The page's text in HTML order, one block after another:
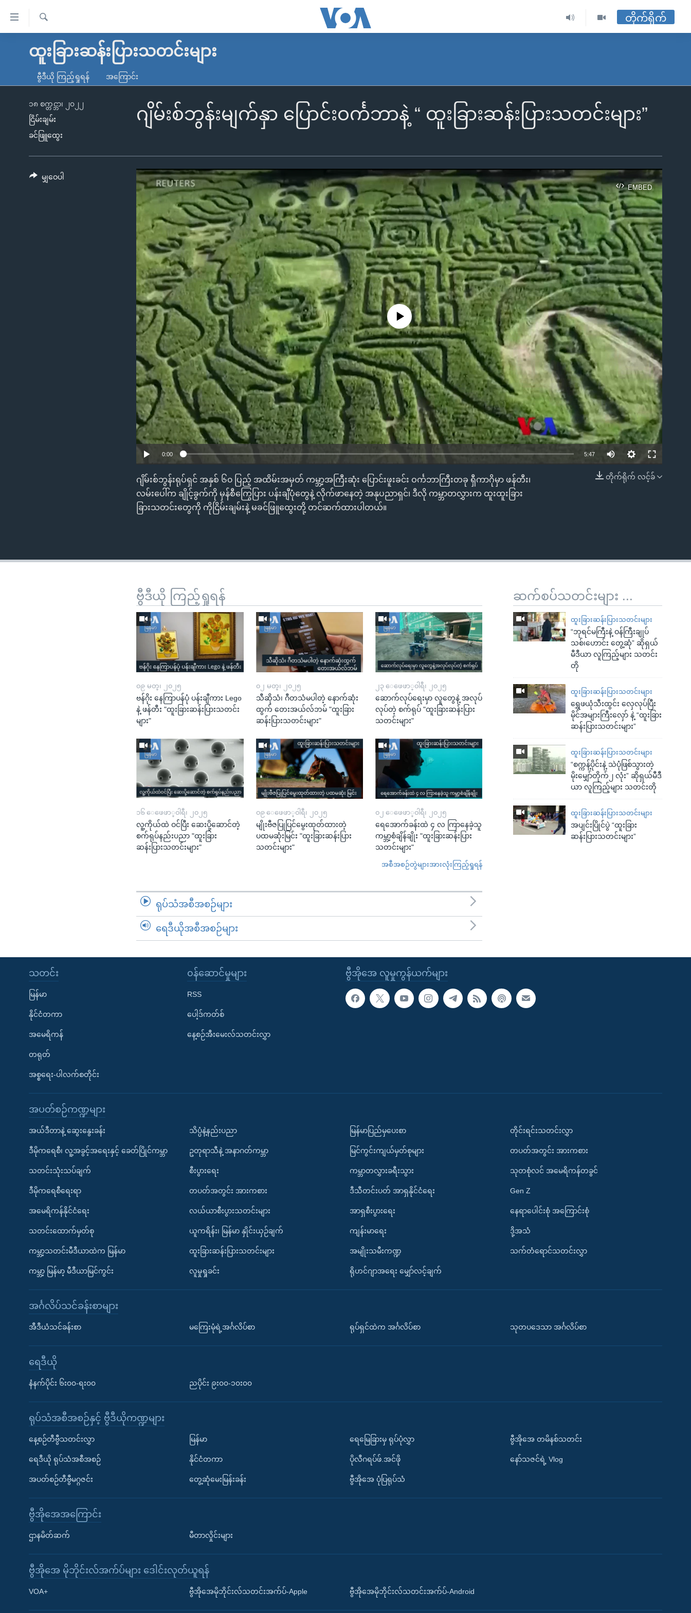
လွယ်ကူ
သည့်
မူလစာမျက်နှာ
ကမ္ဘာ့သတင်းများ
နိုင်ငံတကာ
အမေရိကန်
တရုတ်
အစ္စရေး-ပါလက်စတိုင်း
သတင်းလွတ်လပ်ခွင့်
ရပ်ဝန်းတခု လမ်းတခု အလွန်
အင်္ဂလိပ်စာလေ့လာမယ်
အမေရိကန်သုံးအီဒီယံ
အပတ်စဉ်ကဏ္ဍများ
Learning English
ရ
လာ
တိုက်ရိုက်
ထူးခြားဆန်းပြားသတင်းများ
ဗွီဒီယို ကြည့်ရှုရန် အကြောင်း
ဂျိမ်းစ်ဘွန်းမျက်နှာ ပြောင်းဝင်္ကဘာနဲ့ “ ထူးခြားဆန်းပြားသတင်းများ”
၁၈ စက္တင္ဘာ၊ ၂၀၂၂
ငြိမ်းချမ်း
ခင်ဖြူထွေး
EMBED
EMBED
No media source currently available
0:00 5:47
တိုက်ရိုက် လင့်ခ်
ဂျိမ်းစ်ဘွန်းရုပ်ရှင် အနှစ် ၆၀ ပြည့် အထိမ်းအမှတ် ကမ္ဘာ့အကြီးဆုံး ပြောင်းဖူးခင်း ဝင်္ကဘာကြီးတခု ရှီကာဂိုမှာ ဖန်တီး၊
လမ်းပေါ်က ချိုင့်ခွက်ကို မှန်စီကြွေပြား ပန်းချီပုံတွေနဲ့ လိုက်ဖာနေတဲ့ အနုပညာရှင်၊ ဒီလို ကမ္ဘာတလွှားက ထူးထူးခြား
ခြားသတင်းတွေကို ကိုငြိမ်းချမ်းနဲ့ မခင်ဖြူထွေးတို့ တင်ဆက်ထားပါတယ်။
မျှဝေပါ
ဆက်စပ်သတင်းများ ...
ထူးခြားဆန်းပြားသတင်းများ
“ဘုရင်မကြီးနဲ့ ဝန်ကြီးချုပ်
သစ်၊ဟောင်း တွေ့ဆုံ” ဆိုရှယ်
မီဒီယာ လူကြည့်များ သတင်း
တို
ထူးခြားဆန်းပြားသတင်းများ
ရွှေဖယုံသီးထွင်း လှေလုပ်ပြီး
မိုင်အများကြီးလှော် နဲ့ “ထူးခြား
ဆန်းပြားသတင်းများ”
ထူးခြားဆန်းပြားသတင်းများ
“စက္ကန့်ပိုင်းနဲ့ သဲပုံဖြစ်သွားတဲ့
မိုးမျှော်တိုက်၂ လုံး” ဆိုရှယ်မီဒီ
ယာ လူကြည့်များ သတင်းတို
ထူးခြားဆန်းပြားသတင်းများ
အပျင်းပြိုင်ပွဲ “ထူးခြား
ဆန်းပြားသတင်းများ”
ဗွီဒီယို ကြည့်ရှုရန်
၀၉ မတ္၊ ၂၀၂၅
ဗန်ဂိုး နေကြာပန်ပုံ ပန်းချီကား Lego
နဲ့ ဖန်တီး "ထူးခြားဆန်းပြားသတင်း
များ"
၀၂ မတ္၊ ၂၀၂၅
သီဆိုသံ၊ ဂီတသံမပါတဲ့ နောက်ဆုံး
ထွက် တေးအယ်လ်ဘမ် "ထူးခြား
ဆန်းပြားသတင်းများ"
၂၃ ေဖေဖာ္၀ါရီ၊ ၂၀၂၅
ဆောက်လုပ်ရေးမှာ လူတွေနဲ့ အလုပ်
လုပ်တဲ့ စက်ရုပ် "ထူးခြားဆန်းပြား
သတင်းများ"
၁၆ ေဖေဖာ္၀ါရီ၊ ၂၀၂၅
လူ့ကိုယ်ထဲ ဝင်ပြီး ဆေးပို့ဆောင်တဲ့
စက်ရုပ်နည်းပညာ "ထူးခြား
ဆန်းပြားသတင်းများ"
၀၉ ေဖေဖာ္၀ါရီ၊ ၂၀၂၅
မျိုးဗီဇပြုပြင်မွေးထုတ်ထားတဲ့
ပထမဆုံးမြင်း "ထူးခြားဆန်းပြား
သတင်းများ"
၀၂ ေဖေဖာ္၀ါရီ၊ ၂၀၂၅
ရေအောက်ခန်းထဲ ၄ လ ကြာနေခဲ့သူ
ကမ္ဘာ့စံချိန်ချိုး "ထူးခြားဆန်းပြား
သတင်းများ"
အစီအစဉ်တွဲများအားလုံးကြည့်ရှုရန်
ရုပ်သံအစီအစဉ်များ
ရေဒီယိုအစီအစဉ်များ
ဗွီအိုအေ လူမှုကွန်ယက်များ
သတင်း
မြန်မာ
နိုင်ငံတကာ
အမေရိကန်
တရုတ်
အစ္စရေး-ပါလက်စတိုင်း
၀န်ဆောင်မှုများ
RSS
ပေါ့ဒ်ကတ်စ်
နေ့စဉ်အီးမေးလ်သတင်းလွှာ
အပတ်စဉ်ကဏ္ဍများ
အယ်ဒီတာနဲ့ ဆွေးနွေးခန်း
ဒီမိုကရေစီ၊ လူ့အခွင့်အရေးနှင့် ခေတ်ပြိုင်ကမ္ဘာ
သတင်းသုံးသပ်ချက်
ဒီမိုကရေစီရေးရာ
အမေရိကန်နိုင်ငံရေး
သတင်းထောက်မှတ်စု
ကမ္ဘာ့သတင်းမီဒီယာထဲက မြန်မာ
ကမ္ဘာ့ မြန်မာ့ မီဒီယာမြင်ကွင်း
သိပ္ပံနဲ့နည်းပညာ
ဥတုရာသီနဲ့ အနာဂတ်ကမ္ဘာ
စီးပွားရေး
တပတ်အတွင်း အားကစား
လယ်ယာစီးပွားသတင်းများ
ယူကရိန်း၊ မြန်မာ နှိုင်းယှဉ်ချက်
ထူးခြားဆန်းပြားသတင်းများ
လူမှုရှုခင်း
မြန်မာပြည်မှပေးစာ
မြင်ကွင်းကျယ်မှတ်စုများ
ကမ္ဘာတလွှားခရီးသွား
ဒီသီတင်းပတ် အာရှနိုင်ငံရေး
အာရှစီးပွားရေး
ကျန်းမာရေး
အမျိုးသမီးကဏ္ဍ
ရိုဟင်ဂျာအရေး မျှော်လင့်ချက်
တိုင်းရင်းသတင်းလွှာ
တပတ်အတွင်း အားကစား
သုတစုံလင် အမေရိကန်တခွင်
Gen Z
နေရာပေါင်းစုံ အကြောင်းစုံ
ဒို့အသံ
သက်တံရောင်သတင်းလွှာ
အင်္ဂလိပ်သင်ခန်းစာများ
အီဒီယံသင်ခန်းစာ မကြေးမုံရဲ့အင်္ဂလိပ်စာ ရုပ်ရှင်ထဲက အင်္ဂလိပ်စာ သုတပဒေသာ အင်္ဂလိပ်စာ
ရေဒီယို
နံနက်ပိုင်း ၆း၀၀-ရး၀၀ ညပိုင်း ၉း၀၀-၁၀း၀၀
ရုပ်သံအစီအစဉ်နှင့် ဗွီဒီယိုကဏ္ဍများ
နေ့စဉ်တီဗွီသတင်းလွှာ
ရေဒီယို ရုပ်သံအစီအစဉ်
အပတ်စဉ်တီဗွီမဂ္ဂဇင်း
မြန်မာ
နိုင်ငံတကာ
တွေ့ဆုံမေးမြန်းခန်း
ရေမြေခြားမှ ရုပ်ပုံလွှာ
ပိုလီဂရပ်ဖ်.အင်ဖို
ဗွီအိုအေ ပုံပြရုပ်သံ
ဗွီအိုအေ တမိနစ်သတင်း
နော်သဇင်ရဲ့ Vlog
ဗွီအိုအေအကြောင်း
ဌာနမိတ်ဆက် မီတာလှိုင်းများ
ဗွီအိုအေ မိုဘိုင်းလ်အက်ပ်များ ဒေါင်းလုတ်ယူရန်
VOA+ ဗွီအိုအေမိုဘိုင်းလ်သတင်းအက်ပ်-Apple ဗွီအိုအေမိုဘိုင်းလ်သတင်းအက်ပ်-Android